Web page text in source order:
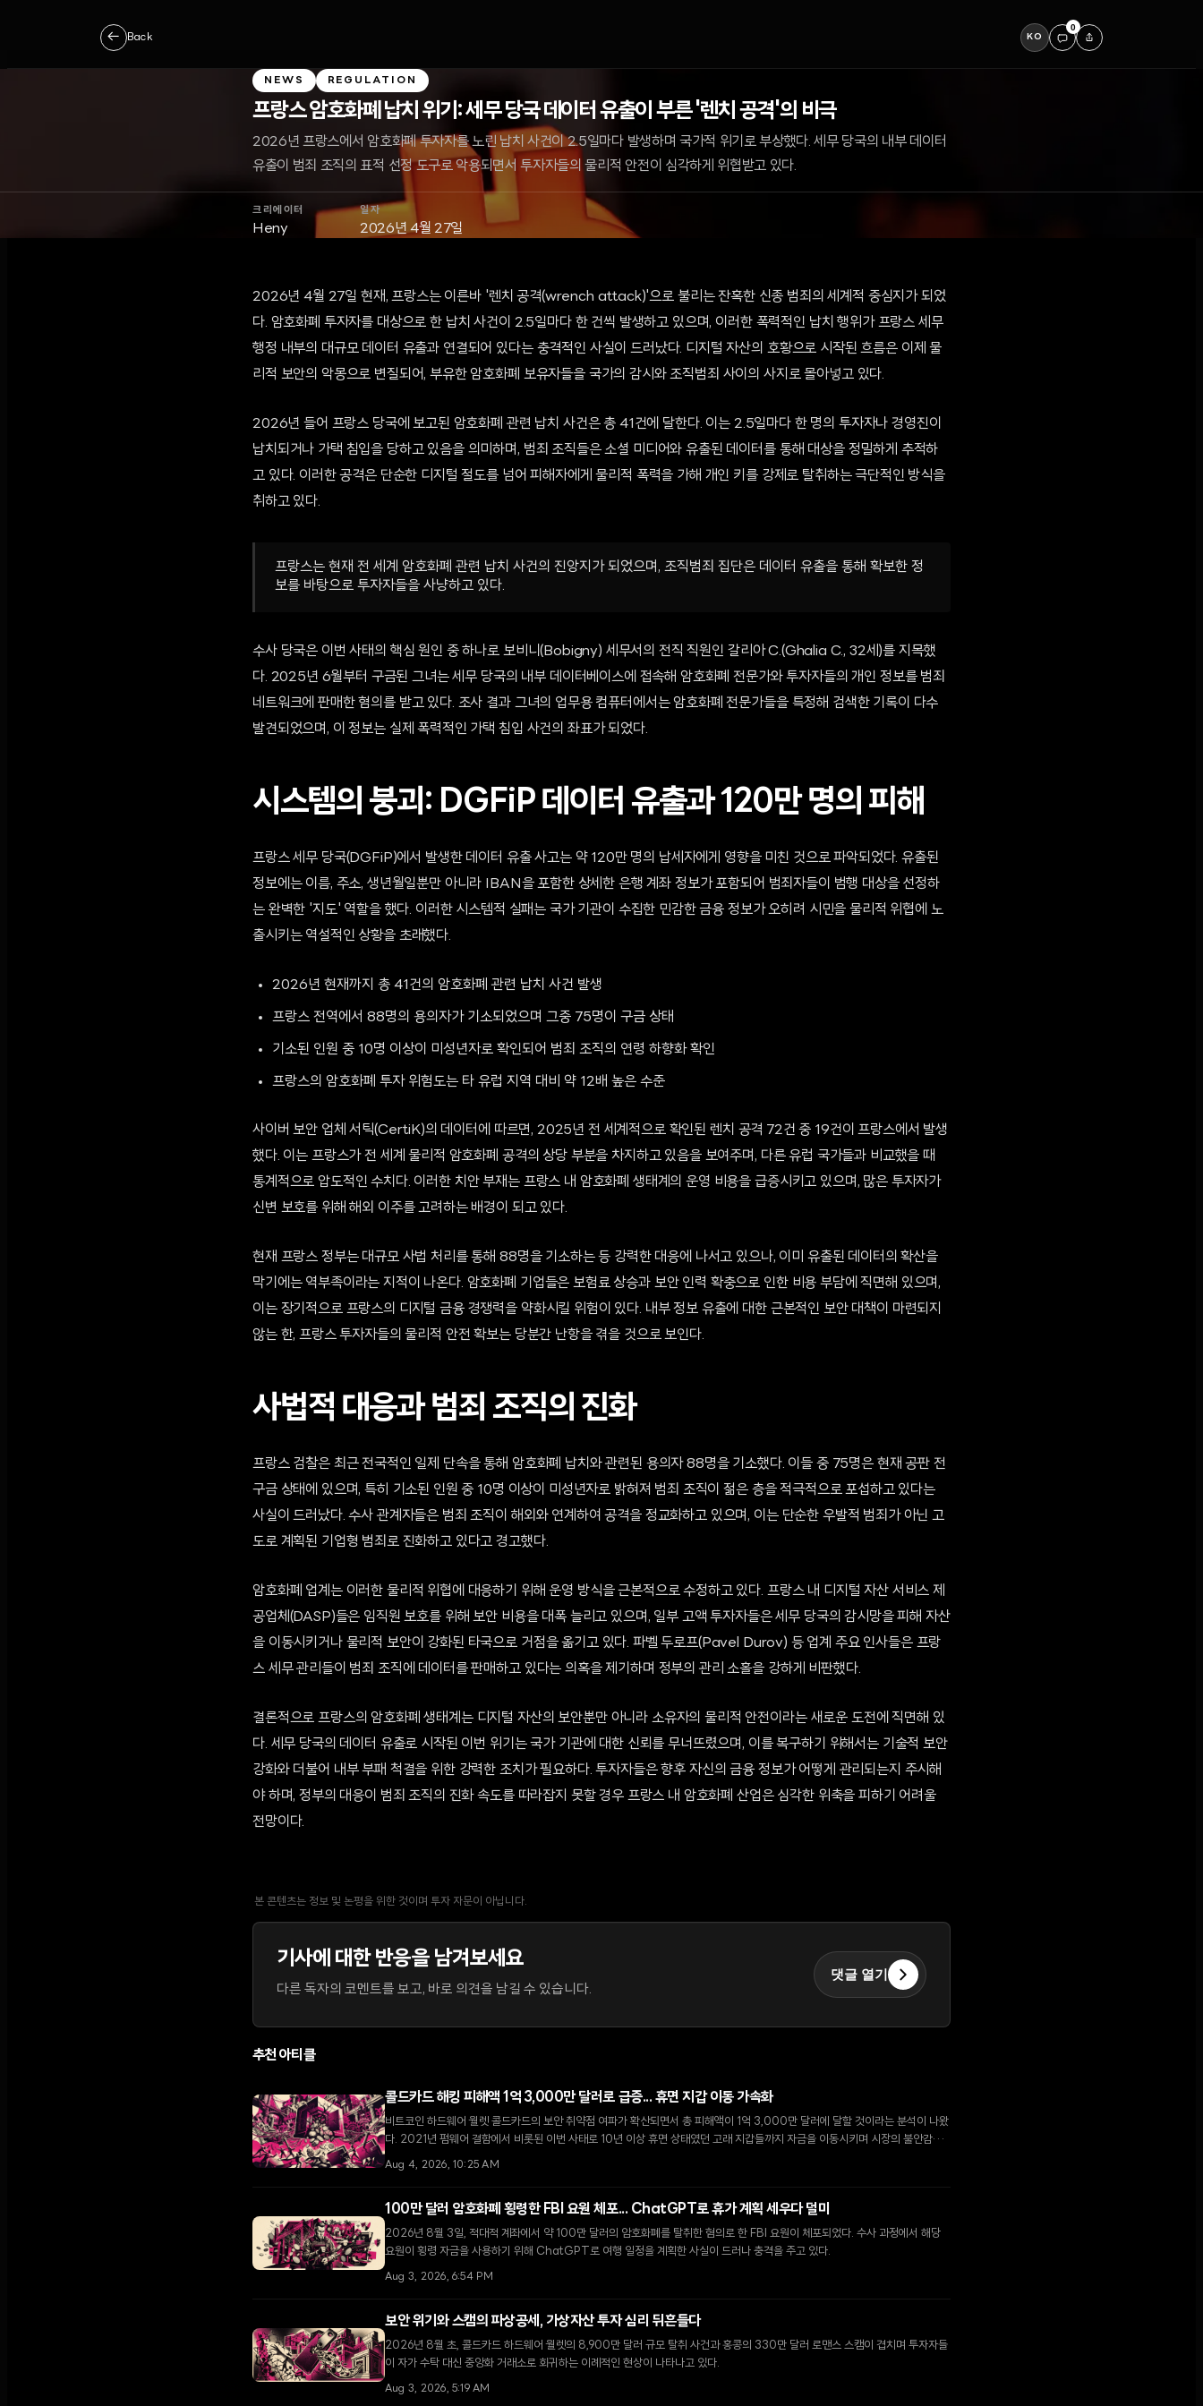
← Back KO
0
NEWS REGULATION
프랑스 암호화폐 납치 위기: 세무 당국 데이터 유출이 부른 '렌치 공격'의 비극
2026년 프랑스에서 암호화폐 투자자를 노린 납치 사건이 2.5일마다 발생하며 국가적 위기로 부상했다. 세무 당국의 내부 데이터
유출이 범죄 조직의 표적 선정 도구로 악용되면서 투자자들의 물리적 안전이 심각하게 위협받고 있다.
크리에이터
Heny
일자
2026년 4월 27일
2026년 4월 27일 현재, 프랑스는 이른바 '렌치 공격(wrench attack)'으로 불리는 잔혹한 신종 범죄의 세계적 중심지가 되었
다. 암호화폐 투자자를 대상으로 한 납치 사건이 2.5일마다 한 건씩 발생하고 있으며, 이러한 폭력적인 납치 행위가 프랑스 세무
행정 내부의 대규모 데이터 유출과 연결되어 있다는 충격적인 사실이 드러났다. 디지털 자산의 호황으로 시작된 흐름은 이제 물
리적 보안의 악몽으로 변질되어, 부유한 암호화폐 보유자들을 국가의 감시와 조직범죄 사이의 사지로 몰아넣고 있다.
2026년 들어 프랑스 당국에 보고된 암호화폐 관련 납치 사건은 총 41건에 달한다. 이는 2.5일마다 한 명의 투자자나 경영진이
납치되거나 가택 침입을 당하고 있음을 의미하며, 범죄 조직들은 소셜 미디어와 유출된 데이터를 통해 대상을 정밀하게 추적하
고 있다. 이러한 공격은 단순한 디지털 절도를 넘어 피해자에게 물리적 폭력을 가해 개인 키를 강제로 탈취하는 극단적인 방식을
취하고 있다.
프랑스는 현재 전 세계 암호화폐 관련 납치 사건의 진앙지가 되었으며, 조직범죄 집단은 데이터 유출을 통해 확보한 정
보를 바탕으로 투자자들을 사냥하고 있다.
수사 당국은 이번 사태의 핵심 원인 중 하나로 보비니(Bobigny) 세무서의 전직 직원인 갈리아 C.(Ghalia C., 32세)를 지목했
다. 2025년 6월부터 구금된 그녀는 세무 당국의 내부 데이터베이스에 접속해 암호화폐 전문가와 투자자들의 개인 정보를 범죄
네트워크에 판매한 혐의를 받고 있다. 조사 결과 그녀의 업무용 컴퓨터에서는 암호화폐 전문가들을 특정해 검색한 기록이 다수
발견되었으며, 이 정보는 실제 폭력적인 가택 침입 사건의 좌표가 되었다.
시스템의 붕괴: DGFiP 데이터 유출과 120만 명의 피해
프랑스 세무 당국(DGFiP)에서 발생한 데이터 유출 사고는 약 120만 명의 납세자에게 영향을 미친 것으로 파악되었다. 유출된
정보에는 이름, 주소, 생년월일뿐만 아니라 IBAN을 포함한 상세한 은행 계좌 정보가 포함되어 범죄자들이 범행 대상을 선정하
는 완벽한 '지도' 역할을 했다. 이러한 시스템적 실패는 국가 기관이 수집한 민감한 금융 정보가 오히려 시민을 물리적 위협에 노
출시키는 역설적인 상황을 초래했다.
2026년 현재까지 총 41건의 암호화폐 관련 납치 사건 발생
프랑스 전역에서 88명의 용의자가 기소되었으며 그중 75명이 구금 상태
기소된 인원 중 10명 이상이 미성년자로 확인되어 범죄 조직의 연령 하향화 확인
프랑스의 암호화폐 투자 위험도는 타 유럽 지역 대비 약 12배 높은 수준
사이버 보안 업체 서틱(CertiK)의 데이터에 따르면, 2025년 전 세계적으로 확인된 렌치 공격 72건 중 19건이 프랑스에서 발생
했다. 이는 프랑스가 전 세계 물리적 암호화폐 공격의 상당 부분을 차지하고 있음을 보여주며, 다른 유럽 국가들과 비교했을 때
통계적으로 압도적인 수치다. 이러한 치안 부재는 프랑스 내 암호화폐 생태계의 운영 비용을 급증시키고 있으며, 많은 투자자가
신변 보호를 위해 해외 이주를 고려하는 배경이 되고 있다.
현재 프랑스 정부는 대규모 사법 처리를 통해 88명을 기소하는 등 강력한 대응에 나서고 있으나, 이미 유출된 데이터의 확산을
막기에는 역부족이라는 지적이 나온다. 암호화폐 기업들은 보험료 상승과 보안 인력 확충으로 인한 비용 부담에 직면해 있으며,
이는 장기적으로 프랑스의 디지털 금융 경쟁력을 약화시킬 위험이 있다. 내부 정보 유출에 대한 근본적인 보안 대책이 마련되지
않는 한, 프랑스 투자자들의 물리적 안전 확보는 당분간 난항을 겪을 것으로 보인다.
사법적 대응과 범죄 조직의 진화
프랑스 검찰은 최근 전국적인 일제 단속을 통해 암호화폐 납치와 관련된 용의자 88명을 기소했다. 이들 중 75명은 현재 공판 전
구금 상태에 있으며, 특히 기소된 인원 중 10명 이상이 미성년자로 밝혀져 범죄 조직이 젊은 층을 적극적으로 포섭하고 있다는
사실이 드러났다. 수사 관계자들은 범죄 조직이 해외와 연계하여 공격을 정교화하고 있으며, 이는 단순한 우발적 범죄가 아닌 고
도로 계획된 기업형 범죄로 진화하고 있다고 경고했다.
암호화폐 업계는 이러한 물리적 위협에 대응하기 위해 운영 방식을 근본적으로 수정하고 있다. 프랑스 내 디지털 자산 서비스 제
공업체(DASP)들은 임직원 보호를 위해 보안 비용을 대폭 늘리고 있으며, 일부 고액 투자자들은 세무 당국의 감시망을 피해 자산
을 이동시키거나 물리적 보안이 강화된 타국으로 거점을 옮기고 있다. 파벨 두로프(Pavel Durov) 등 업계 주요 인사들은 프랑
스 세무 관리들이 범죄 조직에 데이터를 판매하고 있다는 의혹을 제기하며 정부의 관리 소홀을 강하게 비판했다.
결론적으로 프랑스의 암호화폐 생태계는 디지털 자산의 보안뿐만 아니라 소유자의 물리적 안전이라는 새로운 도전에 직면해 있
다. 세무 당국의 데이터 유출로 시작된 이번 위기는 국가 기관에 대한 신뢰를 무너뜨렸으며, 이를 복구하기 위해서는 기술적 보안
강화와 더불어 내부 부패 척결을 위한 강력한 조치가 필요하다. 투자자들은 향후 자신의 금융 정보가 어떻게 관리되는지 주시해
야 하며, 정부의 대응이 범죄 조직의 진화 속도를 따라잡지 못할 경우 프랑스 내 암호화폐 산업은 심각한 위축을 피하기 어려울
전망이다.
본 콘텐츠는 정보 및 논평을 위한 것이며 투자 자문이 아닙니다.
기사에 대한 반응을 남겨보세요
다른 독자의 코멘트를 보고, 바로 의견을 남길 수 있습니다.
댓글 열기
추천 아티클
콜드카드 해킹 피해액 1억 3,000만 달러로 급증... 휴면 지갑 이동 가속화
비트코인 하드웨어 월렛 콜드카드의 보안 취약점 여파가 확산되면서 총 피해액이 1억 3,000만 달러에 달할 것이라는 분석이 나왔
다. 2021년 펌웨어 결함에서 비롯된 이번 사태로 10년 이상 휴면 상태였던 고래 지갑들까지 자금을 이동시키며 시장의 불안감이
고조되고 있다.
Aug 4, 2026, 10:25 AM
100만 달러 암호화폐 횡령한 FBI 요원 체포... ChatGPT로 휴가 계획 세우다 덜미
2026년 8월 3일, 적대적 계좌에서 약 100만 달러의 암호화폐를 탈취한 혐의로 한 FBI 요원이 체포되었다. 수사 과정에서 해당
요원이 횡령 자금을 사용하기 위해 ChatGPT로 여행 일정을 계획한 사실이 드러나 충격을 주고 있다.
Aug 3, 2026, 6:54 PM
보안 위기와 스캠의 파상공세, 가상자산 투자 심리 뒤흔들다
2026년 8월 초, 콜드카드 하드웨어 월렛의 8,900만 달러 규모 탈취 사건과 홍콩의 330만 달러 로맨스 스캠이 겹치며 투자자들
이 자가 수탁 대신 중앙화 거래소로 회귀하는 이례적인 현상이 나타나고 있다.
Aug 3, 2026, 5:19 AM